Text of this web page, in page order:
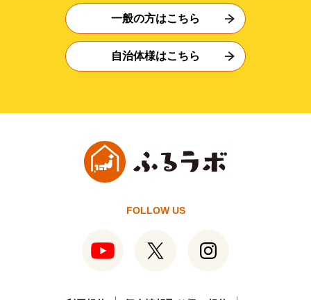
一般の方はこちら
自治体様はこちら
FOLLOW US